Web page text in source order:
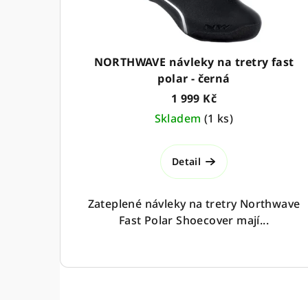
NORTHWAVE návleky na tretry fast
polar - černá
1 999 Kč
Skladem (1 ks)
Detail
Zateplené návleky na tretry Northwave
Fast Polar Shoecover mají...